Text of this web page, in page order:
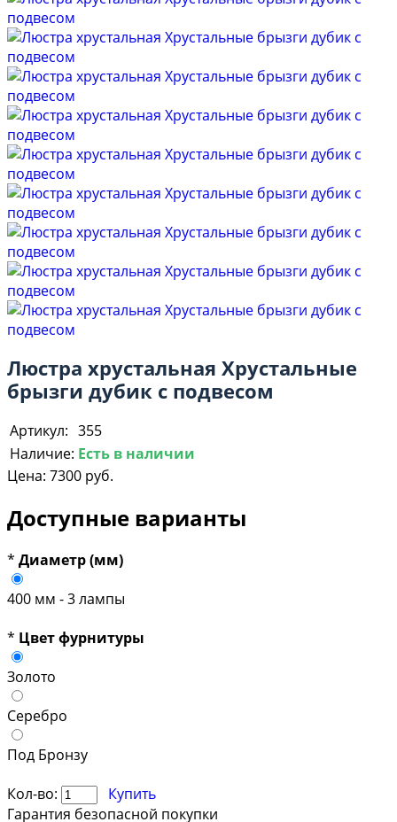
Люстра хрустальная Хрустальные
брызги дубик с подвесом
Артикул: 355
Наличие: Есть в наличии
Цена: 7300 руб.
Доступные варианты
* Диаметр (мм)
400 мм - 3 лампы
* Цвет фурнитуры
Золото
Серебро
Под Бронзу
Кол-во:
Купить
Гарантия безопасной покупки